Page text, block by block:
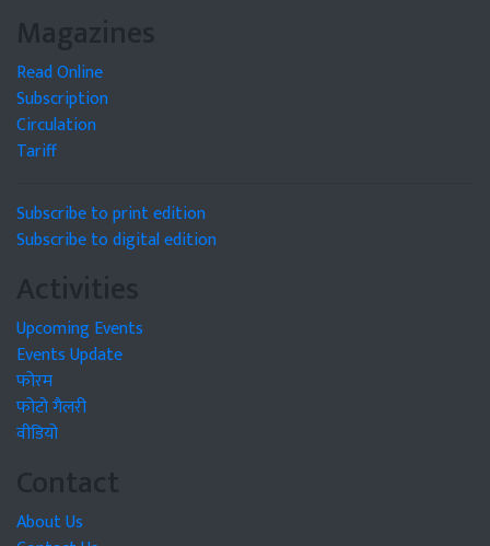
Magazines
Read Online
Subscription
Circulation
Tariff
Subscribe to print edition
Subscribe to digital edition
Activities
Upcoming Events
Events Update
फोरम
फोटो गैलरी
वीडियो
Contact
About Us